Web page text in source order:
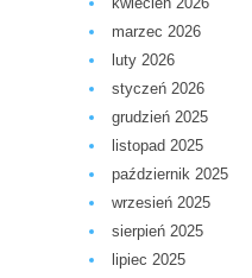
marzec 2026
luty 2026
styczeń 2026
grudzień 2025
listopad 2025
październik 2025
wrzesień 2025
sierpień 2025
lipiec 2025